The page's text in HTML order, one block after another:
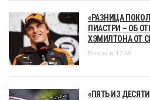
«РАЗНИЦА
ПИАСТРИ – ОБ
ХЭМИЛТОНА ОТ
Вчера в 17:58
«ПЯТЬ ИЗ